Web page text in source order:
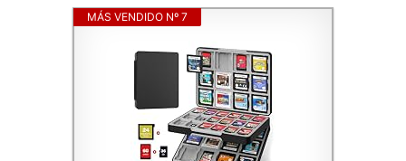
MÁS VENDIDO Nº 7